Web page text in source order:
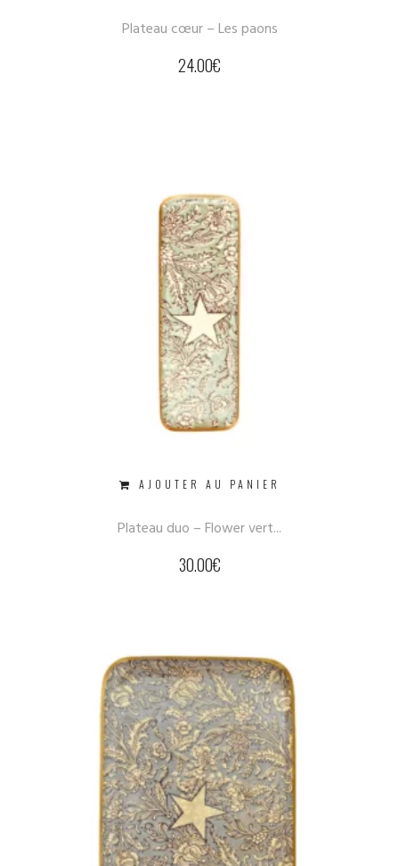
Plateau cœur – Les paons
24.00€
AJOUTER AU PANIER
Plateau duo – Flower vert...
30.00€